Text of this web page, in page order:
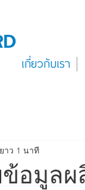
เกี่ยวกับเรา
ข้อมูล
ยาว 1 นาที